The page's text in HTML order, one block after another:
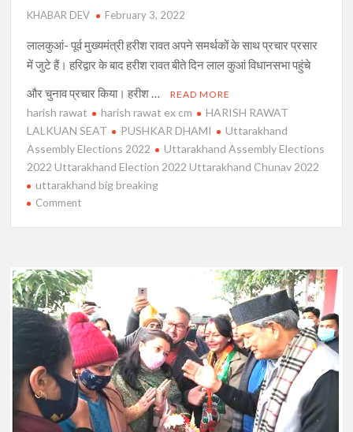
KHABAR DEV February 3, 2022
लालकुआं- पूर्व मुख्यमंत्री हरीश रावत अपने समर्थकों के साथ प्रचार प्रसार
में जुटे हैं। हरिद्वार के बाद हरीश रावत बीते दिन लाल कुआं विधानसभा पहुंचे
और चुनाव प्रचार किया। हरीश …
READ MORE
harish rawat harish rawat ex cm
HARISH RAWAT
LALKUAN SEAT
PUSHKAR DHAMI
Uttarakhand
Assembly Elections 2022
Uttarakhand Assembly Elections
2022 Uttarakhand Election 2022 Uttarakhand Chunav 2022
uttarakhand big breaking
Commenton
भाजपा
के
चक्रव्यू
में
अभिमन्यु
नहीं
अर्जुन
है,
और
यहां